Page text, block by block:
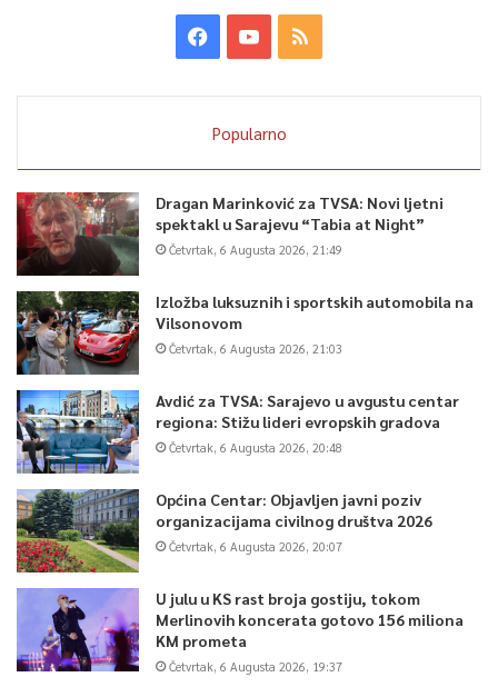
Popularno
Dragan Marinković za TVSA: Novi ljetni
spektakl u Sarajevu “Tabia at Night”
Četvrtak, 6 Augusta 2026, 21:49
Izložba luksuznih i sportskih automobila na
Vilsonovom
Četvrtak, 6 Augusta 2026, 21:03
Avdić za TVSA: Sarajevo u avgustu centar
regiona: Stižu lideri evropskih gradova
Četvrtak, 6 Augusta 2026, 20:48
Općina Centar: Objavljen javni poziv
organizacijama civilnog društva 2026
Četvrtak, 6 Augusta 2026, 20:07
U julu u KS rast broja gostiju, tokom
Merlinovih koncerata gotovo 156 miliona
KM prometa
Četvrtak, 6 Augusta 2026, 19:37